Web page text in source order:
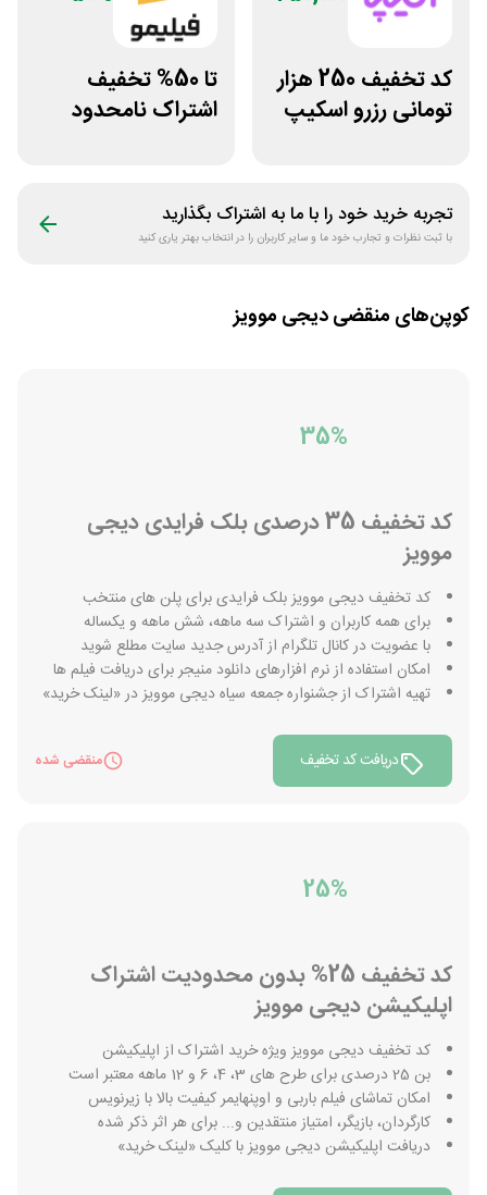
کد تخفیف 250 هزار
تومانی رزرو اسکیپ
تا 50% تخفیف
اشتراک نامحدود
تجربه خرید خود را با ما به اشتراک بگذارید
با ثبت نظرات و تجارب خود ما و سایر کاربران را در انتخاب بهتر یاری کنید
کوپن‌های منقضیدیجی موویز
35%
کد تخفیف 35 درصدی بلک فرایدی دیجی
موویز
کد تخفیف دیجی موویز بلک فرایدی برای پلن های منتخب
برای همه کاربران و اشتراک سه ماهه، شش ماهه و یکساله
با عضویت در کانال تلگرام از آدرس جدید سایت مطلع شوید
امکان استفاده از نرم افزارهای دانلود منیجر برای دریافت فیلم ها
تهیه اشتراک از جشنواره جمعه سیاه دیجی موویز در «لینک خرید»
دریافت کد تخفیف منقضی شده
25%
کد تخفیف 25% بدون محدودیت اشتراک
اپلیکیشن دیجی موویز
کد تخفیف دیجی موویز ویژه خرید اشتراک از اپلیکیشن
بن 25 درصدی برای طرح های 3، 4، 6 و 12 ماهه معتبر است
امکان تماشای فیلم باربی و اوپنهایمر کیفیت بالا با زیرنویس
کارگردان، بازیگر، امتیاز منتقدین و... برای هر اثر ذکر شده
دریافت اپلیکیشن دیجی موویز با کلیک «لینک خرید»